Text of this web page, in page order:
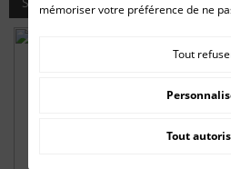
mémoriser votre préférence de ne
Tout
Tout